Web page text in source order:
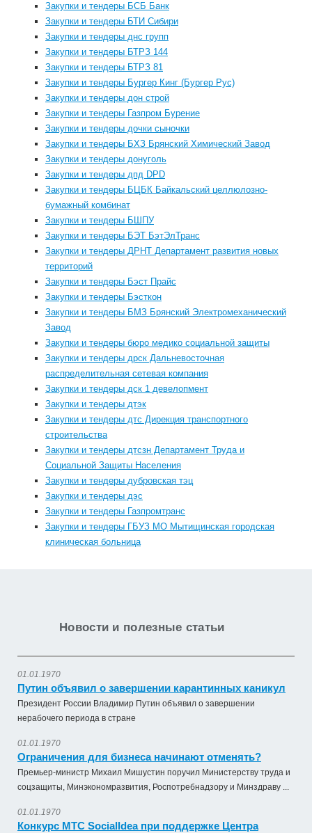
Закупки и тендеры БСБ Банк
Закупки и тендеры БТИ Сибири
Закупки и тендеры днс групп
Закупки и тендеры БТРЗ 144
Закупки и тендеры БТРЗ 81
Закупки и тендеры Бургер Кинг (Бургер Рус)
Закупки и тендеры дон строй
Закупки и тендеры Газпром Бурение
Закупки и тендеры дочки сыночки
Закупки и тендеры БХЗ Брянский Химический Завод
Закупки и тендеры донуголь
Закупки и тендеры дпд DPD
Закупки и тендеры БЦБК Байкальский целлюлозно-
бумажный комбинат
Закупки и тендеры БШПУ
Закупки и тендеры БЭТ БэтЭлТранс
Закупки и тендеры ДРНТ Департамент развития новых
территорий
Закупки и тендеры Бэст Прайс
Закупки и тендеры Бэсткон
Закупки и тендеры БМЗ Брянский Электромеханический
Завод
Закупки и тендеры бюро медико социальной защиты
Закупки и тендеры дрск Дальневосточная
распределительная сетевая компания
Закупки и тендеры дск 1 девелопмент
Закупки и тендеры дтэк
Закупки и тендеры дтс Дирекция транспортного
строительства
Закупки и тендеры дтсзн Департамент Труда и
Социальной Защиты Населения
Закупки и тендеры дубровская тэц
Закупки и тендеры дэс
Закупки и тендеры Газпромтранс
Закупки и тендеры ГБУЗ МО Мытищинская городская
клиническая больница
Новости и полезные статьи
01.01.1970
Путин объявил о завершении карантинных каникул
Президент России Владимир Путин объявил о завершении
нерабочего периода в стране
01.01.1970
Ограничения для бизнеса начинают отменять?
Премьер-министр Михаил Мишустин поручил Министерству труда и
соцзащиты, Минэкономразвития, Роспотребнадзору и Минздраву ...
01.01.1970
Конкурс МТС SocialIdea при поддержке Центра